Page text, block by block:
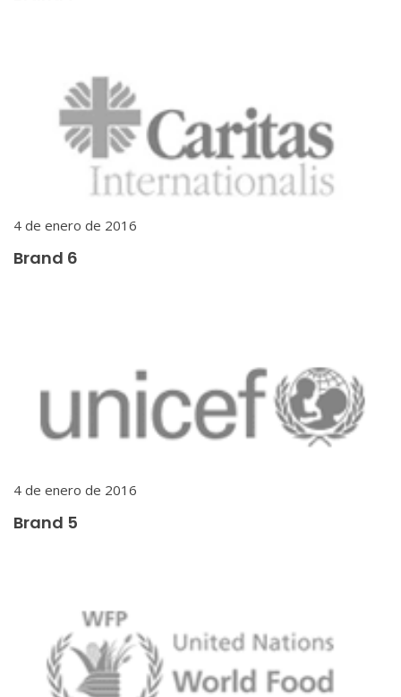
4 de enero de 2016
Brand 6
4 de enero de 2016
Brand 5